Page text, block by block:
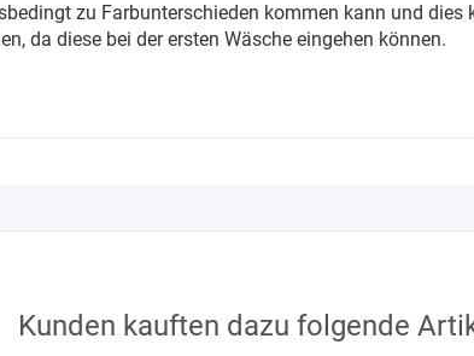
zu Farbunterschieden kommen kann und
da diese bei der ersten Wäsche eingehen können.
Kunden kauften dazu folgende